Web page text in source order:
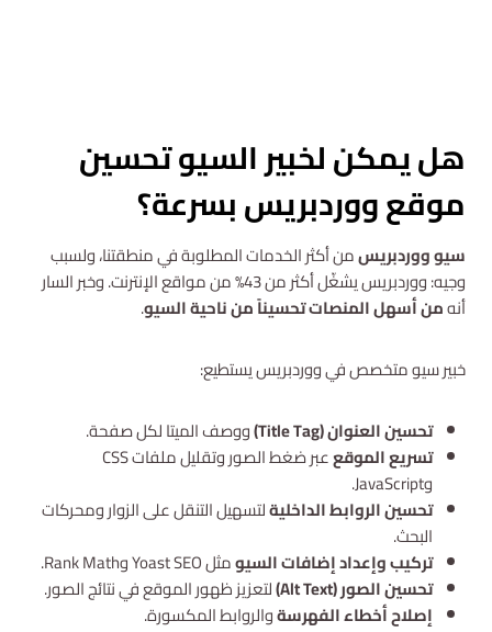
هل يمكن لخبير السيو تحسين
موقع ووردبريس بسرعة؟
سيو ووردبريسمن أكثر الخدمات المطلوبة في منطقتنا، ولسبب
وجيه: ووردبريس يشغّل أكثر من 43% من مواقع الإنترنت. وخبر السار
أنهمن أسهل المنصات تحسيناً من ناحية السيو.
خبير سيو متخصص في ووردبريس يستطيع:
تحسين العنوان (Title Tag)
ووصف الميتا لكل صفحة.
تسريع الموقع
عبر ضغط الصور وتقليل ملفات CSS
وJavaScript.
تحسين الروابط الداخليةلتسهيل التنقل على الزوار ومحركات
البحث.
تركيب وإعداد إضافات السيومثل Yoast SEO وRank Math.
تحسين الصور (Alt Text)
لتعزيز ظهور الموقع في نتائج الصور.
إصلاح أخطاء الفهرسةوالروابط المكسورة.